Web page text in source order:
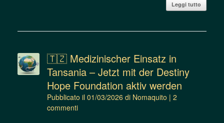
Leggi tutto
🇹🇿 Medizinischer Einsatz in
Tansania – Jetzt mit der Destiny
Hope Foundation aktiv werden
Pubblicato il 01/03/2026 di Nomaquito | 2
commenti